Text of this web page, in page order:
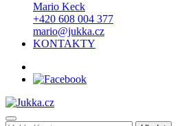
Mario Keck
+420 608 004 377
mario@jukka.cz
KONTAKTY